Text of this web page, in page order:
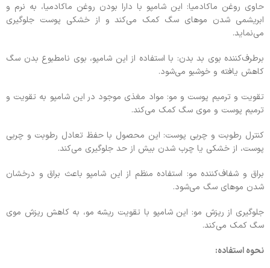
حاوی روغن ماکادمیا: این شامپو با دارا بودن روغن ماکادمیا، به نرم و
ابریشمی شدن موهای سگ کمک می‌کند و از خشکی پوست جلوگیری
می‌نماید.
برطرف‌کننده بوی بد بدن: با استفاده از این شامپو، بوی نامطبوع بدن سگ
کاهش یافته و خوشبو می‌شود.
تقویت و ترمیم پوست و مو: مواد مغذی موجود در این شامپو به تقویت و
ترمیم پوست و موی سگ کمک می‌کند.
کنترل رطوبت و چربی پوست: این محصول با حفظ تعادل رطوبت و چربی
پوست، از خشکی یا چرب شدن بیش از حد جلوگیری می‌کند.
براق و شفاف‌کننده مو: استفاده منظم از این شامپو باعث براق و درخشان
شدن موهای سگ می‌شود.
جلوگیری از ریزش مو: این شامپو با تقویت ریشه مو، به کاهش ریزش موی
سگ کمک می‌کند.
نحوه استفاده: